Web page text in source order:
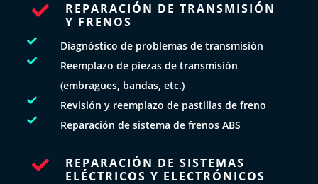

REPARACIÓN DE TRANSMISIÓN
Y FRENOS
 Diagnóstico de problemas de transmisión

Reemplazo de piezas de transmisión
(embragues, bandas, etc.)
 Revisión y reemplazo de pastillas de freno
 Reparación de sistema de frenos ABS

REPARACIÓN DE SISTEMAS
ELÉCTRICOS Y ELECTRÓNICOS